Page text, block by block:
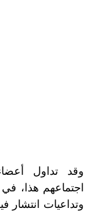
وقد تداول
اجتماعهم هذا،
وتداعيات انتشار